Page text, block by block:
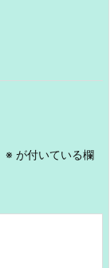
※ が付いている欄